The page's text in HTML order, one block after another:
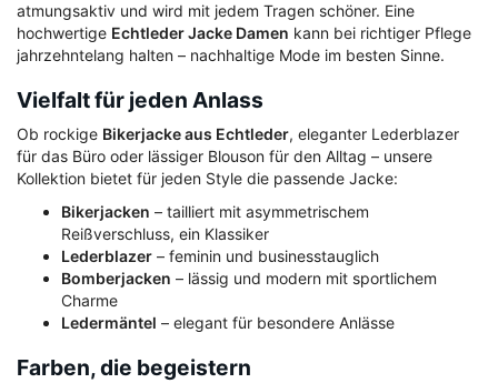
atmungsaktiv und wird mit jedem Tragen schöner. Eine
hochwertige Echtleder Jacke Damen kann bei richtiger Pflege
jahrzehntelang halten – nachhaltige Mode im besten Sinne.
Vielfalt für jeden Anlass
Ob rockige Bikerjacke aus Echtleder, eleganter Lederblazer
für das Büro oder lässiger Blouson für den Alltag – unsere
Kollektion bietet für jeden Style die passende Jacke:
Bikerjacken – tailliert mit asymmetrischem
Reißverschluss, ein Klassiker
Lederblazer – feminin und businesstauglich
Bomberjacken – lässig und modern mit sportlichem
Charme
Ledermäntel – elegant für besondere Anlässe
Farben, die begeistern